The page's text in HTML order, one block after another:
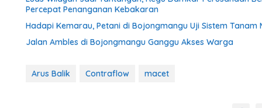
Percepat Penanganan Kebakaran
Hadapi Kemarau, Petani di Bojongmangu Uji Sistem Tanam
Jalan Ambles di Bojongmangu Ganggu Akses Warga
Arus Balik Contraflow macet